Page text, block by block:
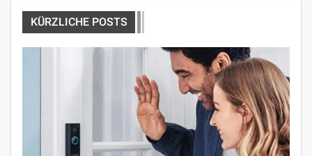
KÜRZLICHE POSTS